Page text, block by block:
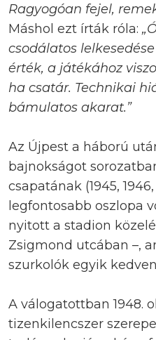
Ragyogóan fejel,
Máshol ezt írták róla:
csodálatos
érték, a játékához
ha csatár. Technikai
bámulatos akarat.”
Az Újpest a háború
bajnokságot
csapatának (1945,
legfontosabb oszlopa
nyitott a stadion
Zsigmond utcában –,
szurkolók egyik
A válogatottban 1948.
tizenkilencszer